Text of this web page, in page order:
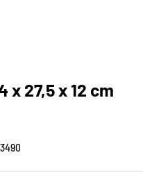
27,5 x 12 cm